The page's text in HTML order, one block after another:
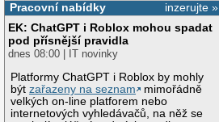
inzerujte »
Pracovní nabídky
EK: ChatGPT i Roblox mohou spadat
pod přísnější pravidla
dnes 08:00 | IT novinky
Platformy ChatGPT i Roblox by mohly
býtzařazeny na seznam
mimořádně
velkých on-line platforem nebo
internetových vyhledávačů, na něž se